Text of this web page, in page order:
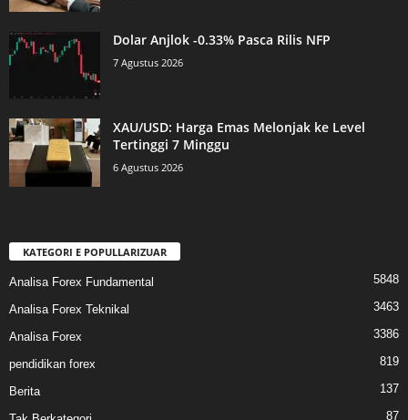
Dolar Anjlok -0.33% Pasca Rilis NFP
7 Agustus 2026
XAU/USD: Harga Emas Melonjak ke Level
Tertinggi 7 Minggu
6 Agustus 2026
KATEGORI E POPULLARIZUAR
Analisa Forex Fundamental 5848
Analisa Forex Teknikal 3463
Analisa Forex 3386
pendidikan forex 819
Berita 137
87